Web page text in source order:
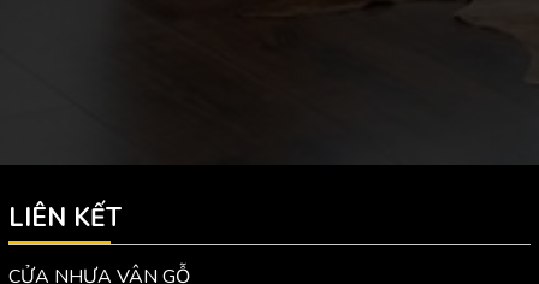
LIÊN KẾT
CỬA NHỰA VÂN GỖ